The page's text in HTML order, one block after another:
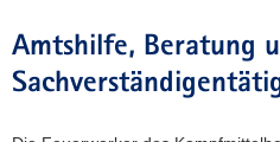
Amtshilfe, Beratung